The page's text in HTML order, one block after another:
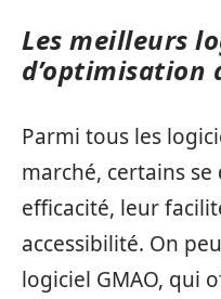
Les meilleurs
d’optimisation
Parmi tous les
marché, certains
efficacité, leur
accessibilité. On
logiciel GMAO, qui